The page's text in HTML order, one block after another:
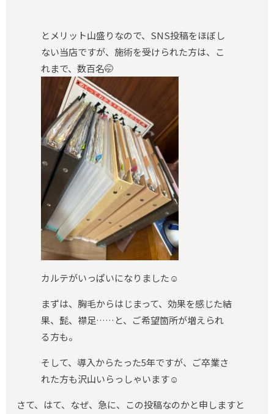
とメリット山盛りなので、SNS投稿をほぼし
ない当店ですが、施術を受けられた方は、こ
れまで、数百名🤭
カルテがいっぱいになりました☺️
まずは、胸毛からはじまって、効果を感じた結
果、髭、襟足……と、ご希望箇所が増えられ
る方も。
そして、導入からたった5年ですが、ご卒業さ
れた方も沢山いらっしゃいます☺️
さて、はて、なぜ、急に、この投稿なのかと申しますと